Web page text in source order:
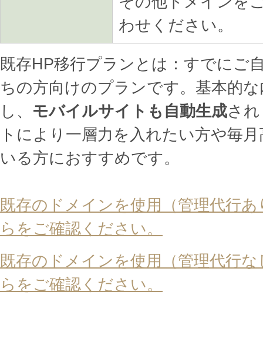
わせください。
既存HP移行プランとは：すでにご
ちの方向けのプランです。基本的
し、 モバイルサイトも自動生成さ
トにより一層力を入れたい方や毎
いる方におすすめです。
既存のドメインを使用（管理代行
らをご確認ください。
既存のドメインを使用（管理代行
らをご確認ください。